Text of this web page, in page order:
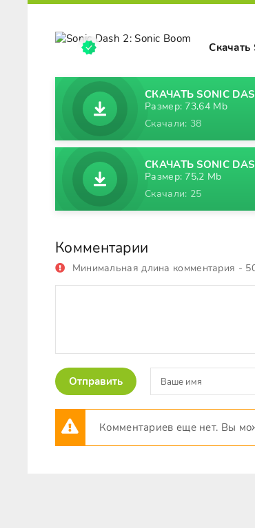
Скачать
СКАЧАТЬ SONIC
Размер: 73,64 Mb
Скачали: 38
СКАЧАТЬ SONIC
Размер: 75,2 Mb
Скачали: 25
Комментарии
Минимальная длина комментария -
Отправить
Комментариев еще нет. Вы